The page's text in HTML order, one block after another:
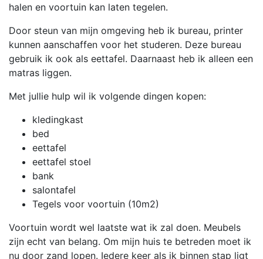
halen en voortuin kan laten tegelen.
Door steun van mijn omgeving heb ik bureau, printer
kunnen aanschaffen voor het studeren. Deze bureau
gebruik ik ook als eettafel. Daarnaast heb ik alleen een
matras liggen.
Met jullie hulp wil ik volgende dingen kopen:
kledingkast
bed
eettafel
eettafel stoel
bank
salontafel
Tegels voor voortuin (10m2)
Voortuin wordt wel laatste wat ik zal doen. Meubels
zijn echt van belang. Om mijn huis te betreden moet ik
nu door zand lopen. Iedere keer als ik binnen stap ligt